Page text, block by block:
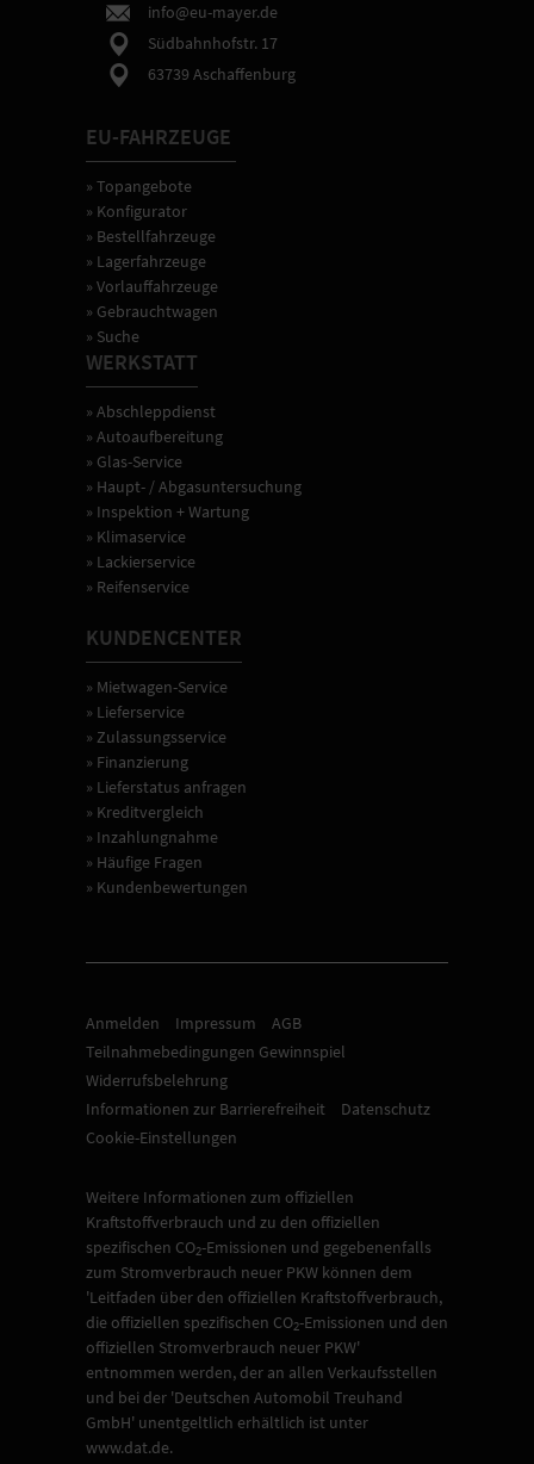
Aschaffenburg
info@eu-mayer.de
Südbahnhofstr. 17
63739 Aschaffenburg
EU-FAHRZEUGE
» Topangebote
» Konfigurator
» Bestellfahrzeuge
» Lagerfahrzeuge
» Vorlauffahrzeuge
» Gebrauchtwagen
» Suche
WERKSTATT
» Abschleppdienst
» Autoaufbereitung
» Glas-Service
» Haupt- / Abgasuntersuchung
» Inspektion + Wartung
» Klimaservice
» Lackierservice
» Reifenservice
KUNDENCENTER
» Mietwagen-Service
» Lieferservice
» Zulassungsservice
» Finanzierung
» Lieferstatus anfragen
» Kreditvergleich
» Inzahlungnahme
» Häufige Fragen
» Kundenbewertungen
Anmelden Impressum
AGB
Teilnahmebedingungen Gewinnspiel
Widerrufsbelehrung
Informationen zur Barrierefreiheit
Datenschutz
Cookie-Einstellungen
Weitere Informationen zum offiziellen
Kraftstoffverbrauch und zu den offiziellen
spezifischen CO2-Emissionen und gegebenenfalls
zum Stromverbrauch neuer PKW können dem
'Leitfaden über den offiziellen Kraftstoffverbrauch,
die offiziellen spezifischen CO2-Emissionen und den
offiziellen Stromverbrauch neuer PKW'
entnommen werden, der an allen Verkaufsstellen
und bei der 'Deutschen Automobil Treuhand
GmbH' unentgeltlich erhältlich ist unter
www.dat.de.